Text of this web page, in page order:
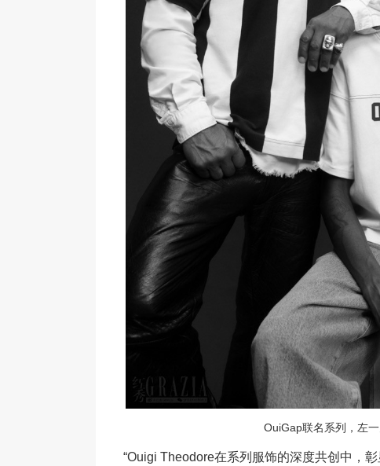
OuiGap联名系列，左
“Ouigi Theodore在系列服饰的深度共创中，